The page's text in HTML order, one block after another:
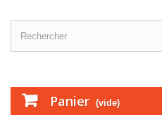
Panier (vide)